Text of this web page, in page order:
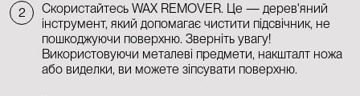
2
Скористайтесь WAX REMOVER. Це — дерев'яний
інструмент, який допомагає чистити підсвічник, не
пошкоджуючи поверхню. Зверніть увагу!
Використовуючи металеві предмети, накшталт ножа
або виделки, ви можете зіпсувати поверхню.